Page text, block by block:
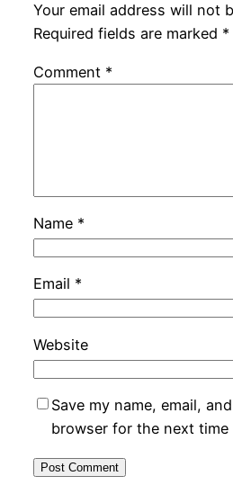
Your email address will not
Required fields are marked *
Comment *
Name *
Email *
Website
Save my name, email,
browser for the next time